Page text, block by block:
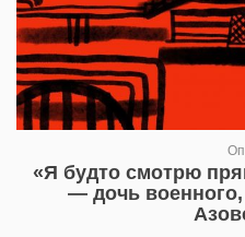
«Я будто смотрю
— дочь